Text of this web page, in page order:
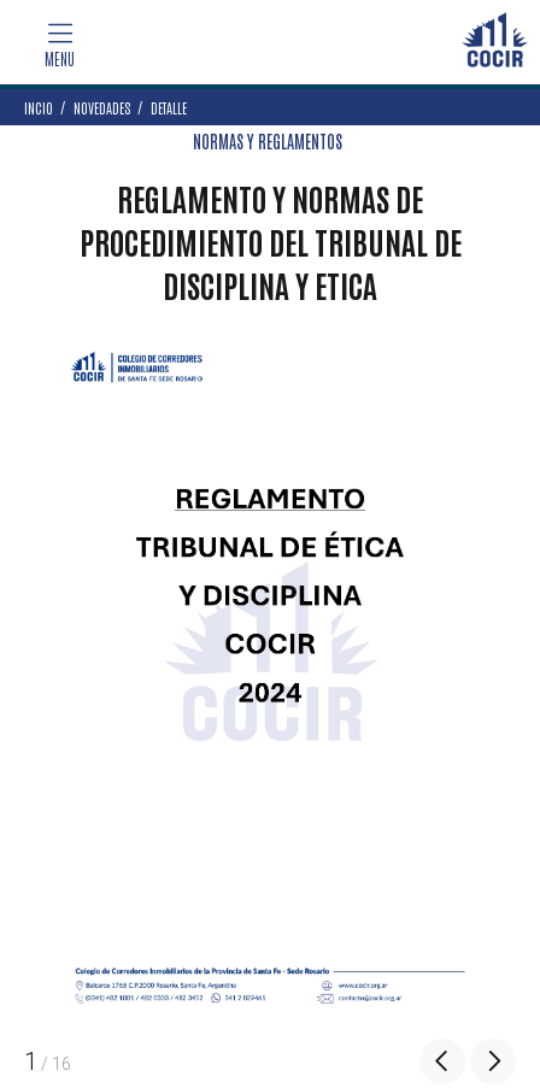
INCIO NOVEDADES DETALLE
NORMAS Y REGLAMENTOS
REGLAMENTO Y NORMAS DE
PROCEDIMIENTO DEL TRIBUNAL DE
DISCIPLINA Y ETICA
1 / 16